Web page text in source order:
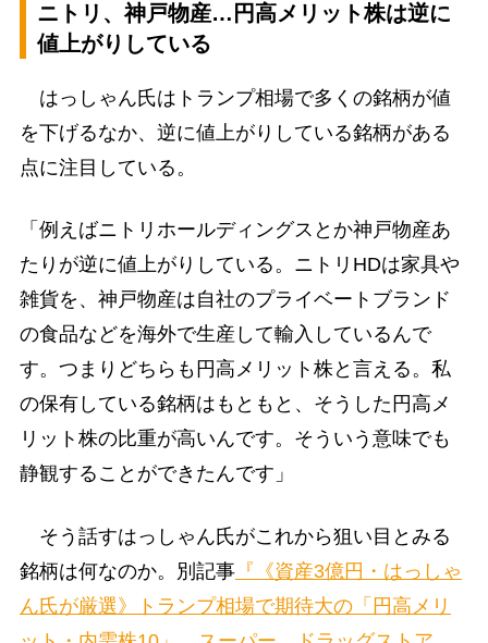
ニトリ、神戸物産…円高メリット株は逆に
値上がりしている
はっしゃん氏はトランプ相場で多くの銘柄が値
を下げるなか、逆に値上がりしている銘柄がある
点に注目している。
「例えばニトリホールディングスとか神戸物産あ
たりが逆に値上がりしている。ニトリHDは家具や
雑貨を、神戸物産は自社のプライベートブランド
の食品などを海外で生産して輸入しているんで
す。つまりどちらも円高メリット株と言える。私
の保有している銘柄はもともと、そうした円高メ
リット株の比重が高いんです。そういう意味でも
静観することができたんです」
そう話すはっしゃん氏がこれから狙い目とみる
銘柄は何なのか。別記事『《資産3億円・はっしゃ
ん氏が厳選》トランプ相場で期待大の「円高メリ